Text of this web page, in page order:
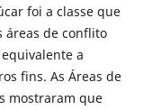
foi a classe que
áreas de conflito
a
fins. As Áreas de
mostraram que